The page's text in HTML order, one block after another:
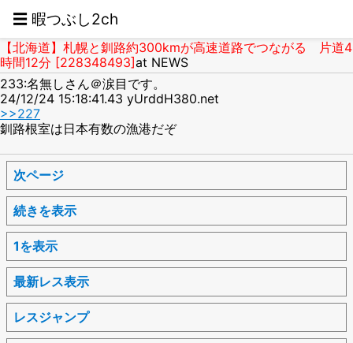
☰ 暇つぶし2ch
【北海道】札幌と釧路約300kmが高速道路でつながる 片道4
時間12分 [228348493]at NEWS
233:名無しさん＠涙目です。
24/12/24 15:18:41.43 yUrddH380.net
>>227
釧路根室は日本有数の漁港だぞ
次ページ
続きを表示
1を表示
最新レス表示
レスジャンプ